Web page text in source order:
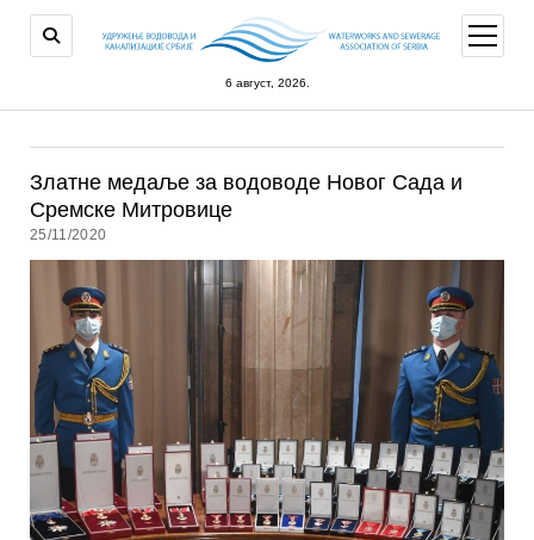
6 август, 2026.
open
menu
Златне медаље за водоводе Новог Сада и
Сремске Митровице
25/11/2020